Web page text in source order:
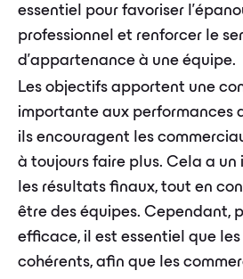
essentiel pour favoriser
professionnel et renforcer le
d'appartenance à une équipe.
Les objectifs apportent une
importante aux performances
ils encouragent les
à toujours faire plus. Cela a
les résultats finaux, tout en
être des équipes. Cependant,
efficace, il est essentiel que
cohérents, afin que les